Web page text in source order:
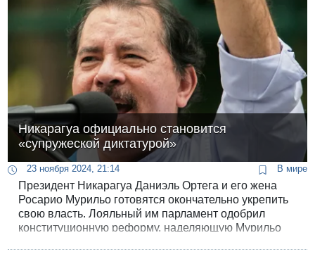
Никарагуа официально становится
«супружеской диктатурой»
23 ноября 2024, 21:14 В мире
Президент Никарагуа Даниэль Ортега и его жена
Росарио Мурильо готовятся окончательно укрепить
свою власть. Лояльный им парламент одобрил
конституционную реформу, наделяющую Мурильо